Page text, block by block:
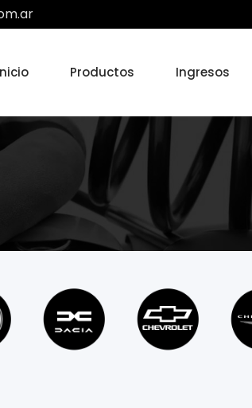
Productos Ingresos